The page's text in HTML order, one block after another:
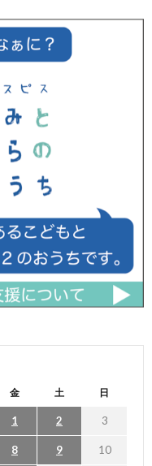
金 土 日
1 2 3
8 9 10